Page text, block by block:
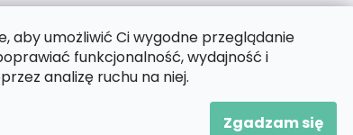
aby umożliwić Ci wygodne przeglądanie
funkcjonalność, wydajność i
analizę ruchu na niej.
Zgadzam się
na lepkim płótnie, a Twoim zadaniem
Pomoże Ci w tym specjalne pióro,
znajduje się również miska do